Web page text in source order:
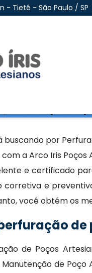
- Tietê - São Paulo / SP
de
buscando por
a Arco Iris
e certificado
corretiva e
você obtém os
de Poços
de Poço